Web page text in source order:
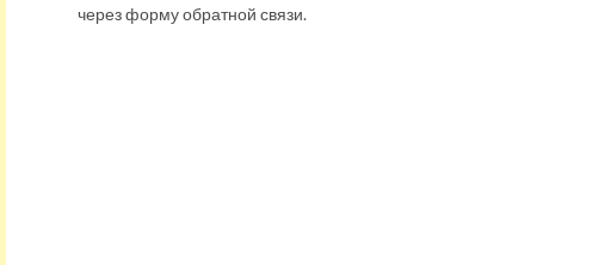
через форму обратной связи.